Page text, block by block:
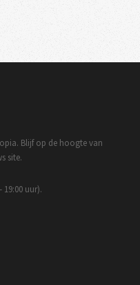
Blijf op de hoogte van
site.
19:00 uur).